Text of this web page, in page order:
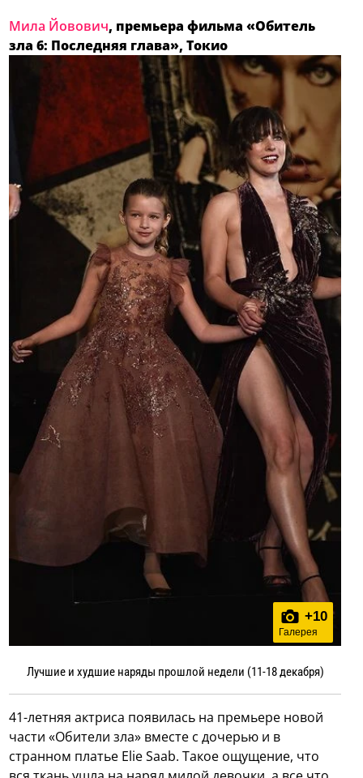
Мила Йовович, премьера фильма «Обитель
зла 6: Последняя глава», Токио
+10
Галерея
Лучшие и худшие наряды прошлой недели (11-18 декабря)
41-летняя актриса появилась на премьере новой
части «Обители зла» вместе с дочерью и в
странном платье Elie Saab. Такое ощущение, что